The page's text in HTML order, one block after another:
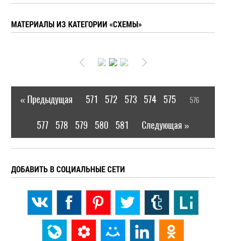
МАТЕРИАЛЫ ИЗ КАТЕГОРИИ «СХЕМЫ»
« Предыдущая 571 572 573 574 575 576
577 578 579 580 581 Следующая »
ДОБАВИТЬ В СОЦИАЛЬНЫЕ СЕТИ